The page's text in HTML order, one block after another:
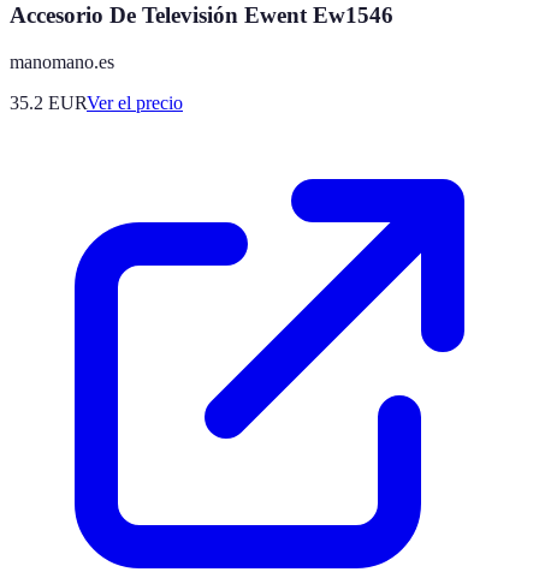
Accesorio De Televisión Ewent Ew1546
manomano.es
35.2 EURVer el precio